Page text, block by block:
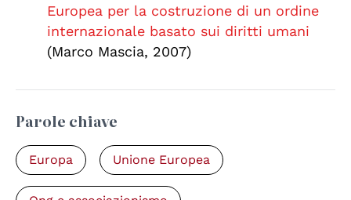
Europea per la costruzione di un ordine
internazionale basato sui diritti umani
(Marco Mascia, 2007)
Parole chiave
Europa Unione Europea